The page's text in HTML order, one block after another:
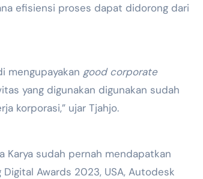
efisiensi proses dapat didorong dari
mengupayakan good corporate
yang digunakan digunakan sudah
korporasi,” ujar Tjahjo.
Karya sudah pernah mendapatkan
Awards 2023, USA, Autodesk